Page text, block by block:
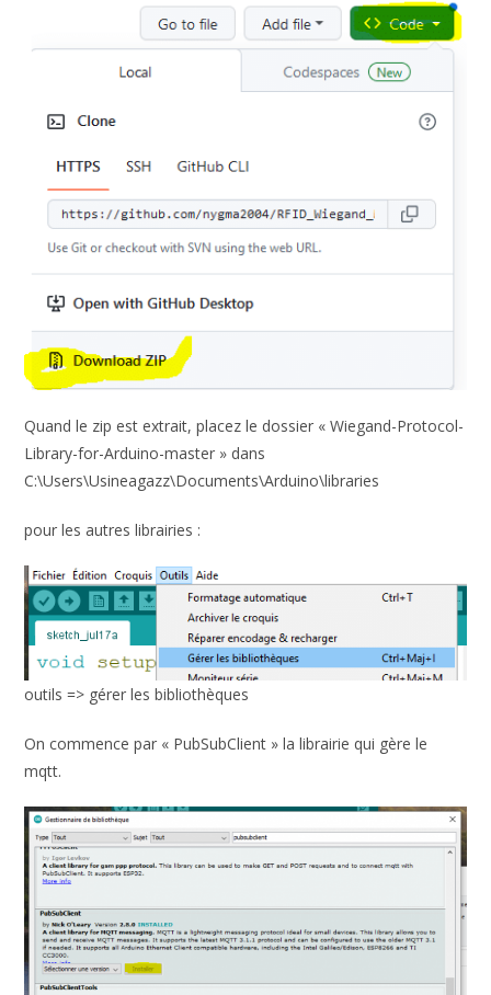
Quand le zip est extrait, placez le dossier « Wiegand-Protocol-
Library-for-Arduino-master » dans
C:\Users\Usineagazz\Documents\Arduino\libraries
pour les autres librairies :
outils => gérer les bibliothèques
On commence par « PubSubClient » la librairie qui gère le
mqtt.